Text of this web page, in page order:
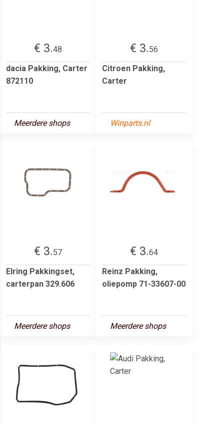
€ 3.48
dacia Pakking, Carter
872110
Meerdere shops
€ 3.56
Citroen Pakking,
Carter
Winparts.nl
€ 3.57
Elring Pakkingset,
carterpan 329.606
Meerdere shops
€ 3.64
Reinz Pakking,
oliepomp 71-33607-00
Meerdere shops